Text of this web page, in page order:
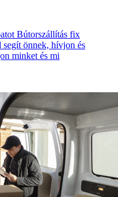
Bútorszállítás fix
segít önnek, hívjon és
minket és mi